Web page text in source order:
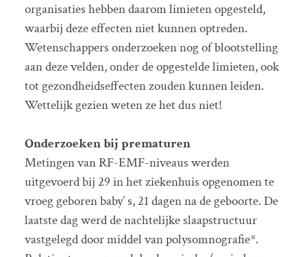
organisaties hebben daarom limieten opgesteld,
waarbij deze effecten niet kunnen optreden.
Wetenschappers onderzoeken nog of blootstelling
aan deze velden, onder de opgestelde limieten, ook
tot gezondheidseffecten zouden kunnen leiden.
Wettelijk gezien weten ze het dus niet!
Onderzoeken bij prematuren
Metingen van RF-EMF-niveaus werden
uitgevoerd bij 29 in het ziekenhuis opgenomen te
vroeg geboren baby’ s, 21 dagen na de geboorte. De
laatste dag werd de nachtelijke slaapstructuur
vastgelegd door middel van polysomnografie*.